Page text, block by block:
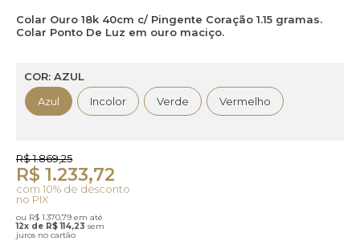
Colar Ouro 18k 40cm c/ Pingente Coração 1.15 gramas.
Colar Ponto De Luz em ouro maciço.
COR: AZUL
Azul
Incolor Verde Vermelho
R$ 1.869,25
R$ 1.233,72
com 10% de desconto
no PIX
ou R$ 1.370,79 em até
12x de R$ 114,23 sem
juros no cartão